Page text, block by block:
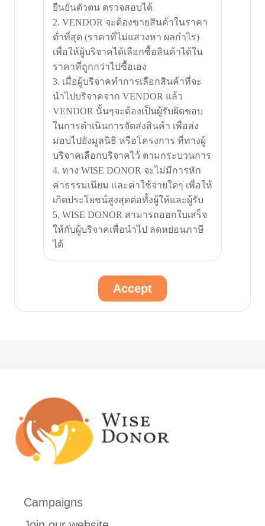
ยืนยันตัวตน ตรวจสอบได้
2. VENDOR จะต้องขายสินค้าในราคา
ต่ำที่สุด (ราคาที่ไม่แสวงหา ผลกำไร)
เพื่อให้ผู้บริจาคได้เลือกซื้อสินค้าได้ใน
ราคาที่ถูกกว่าไปซื้อเอง
3. เมื่อผู้บริจาคทำการเลือกสินค้าที่จะ
นำไปบริจาคจาก VENDOR แล้ว
VENDOR นั้นๆจะต้องเป็นผู้รับผิดชอบ
ในการดำเนินการจัดส่งสินค้า เพื่อส่ง
มอบไปยังมูลนิธิ หรือโครงการ ที่ทางผู้
บริจาคเลือกบริจาคไว้ ตามกระบวนการ
4. ทาง WISE DONOR จะไม่มีการหัก
ค่าธรรมเนียม และค่าใช้จ่ายใดๆ เพื่อให้
เกิดประโยชน์สูงสุดต่อทั้งผู้ให้และผู้รับ
5. WISE DONOR สามารถออกใบเสร็จ
ให้กับผู้บริจาคเพื่อนำไป ลดหย่อนภาษี
ได้
Accept
Campaigns